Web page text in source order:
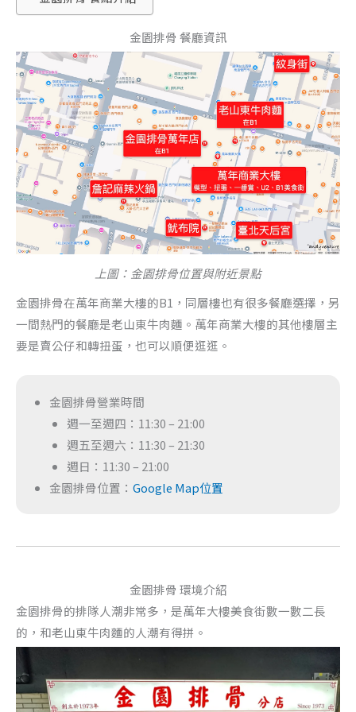
金園排骨 餐廳資訊
上圖：金園排骨位置與附近景點
金園排骨在萬年商業大樓的B1，同層樓也有很多餐廳選擇，另
一間熱門的餐廳是老山東牛肉麵。萬年商業大樓的其他樓層主
要是賣公仔和轉扭蛋，也可以順便逛逛。
金園排骨營業時間
週一至週四：11:30 – 21:00
週五至週六：11:30 – 21:30
週日：11:30 – 21:00
金園排骨位置： Google Map位置
金園排骨 環境介紹
金園排骨的排隊人潮非常多，是萬年大樓美食街數一數二長
的，和老山東牛肉麵的人潮有得拼。